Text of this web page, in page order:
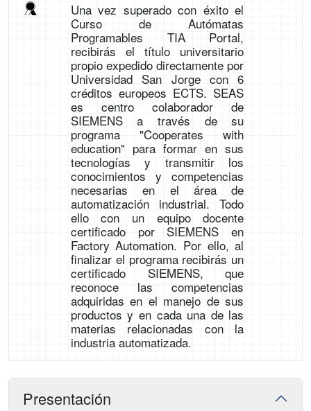
Una vez superado con éxito el
Curso de Autómatas
Programables TIA Portal,
recibirás el título universitario
propio expedido directamente por
Universidad San Jorge con 6
créditos europeos ECTS. SEAS
es centro colaborador de
SIEMENS a través de su
programa "Cooperates with
education" para formar en sus
tecnologías y transmitir los
conocimientos y competencias
necesarias en el área de
automatización industrial. Todo
ello con un equipo docente
certificado por SIEMENS en
Factory Automation. Por ello, al
finalizar el programa recibirás un
certificado SIEMENS, que
reconoce las competencias
adquiridas en el manejo de sus
productos y en cada una de las
materias relacionadas con la
industria automatizada.
Presentación